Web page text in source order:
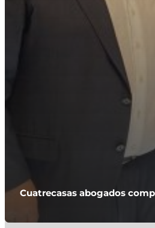
Cuatrecasas abogados